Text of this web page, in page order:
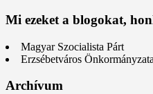
Mi ezeket a blogokat,
Magyar Szocialista Párt
Erzsébetváros Önkormányzata
Archívum